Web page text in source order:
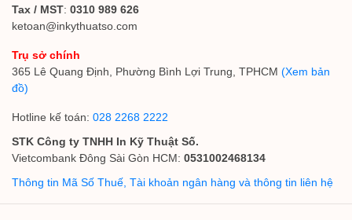
Tax / MST: 0310 989 626
ketoan@inkythuatso.com
Trụ sở chính
365 Lê Quang Định, Phường Bình Lợi Trung, TPHCM (Xem bản
đồ)
Hotline kế toán: 028 2268 2222
STK Công ty TNHH In Kỹ Thuật Số.
Vietcombank Đông Sài Gòn HCM: 0531002468134
Thông tin Mã Số Thuế, Tài khoản ngân hàng và thông tin liên hệ